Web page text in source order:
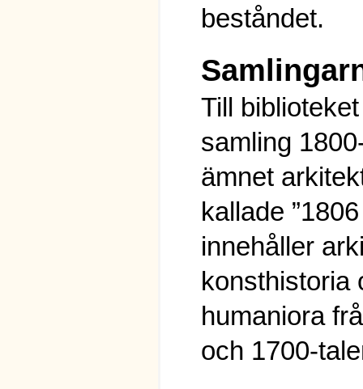
beståndet.
Till
samling
ämnet
kallade
innehåller
konsthistoria
humaniora
och 1700-